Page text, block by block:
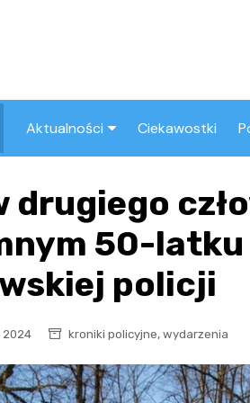
Aktualności
Pozostałe
Ciekawostki
drugiego
50-
policji
2024 kroniki policyjne, wydarzenia